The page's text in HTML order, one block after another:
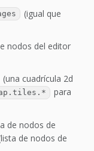
(igual que
nodos del editor
(una cuadrícula 2d
para
de nodos de
de nodos de